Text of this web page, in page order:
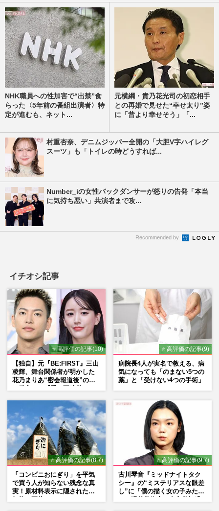
NHK職員への性加害で“出禁”食
らった〈5年前の番組出演者〉特
定が進むも、ネット...
元横綱・貴乃花光司の初恋相手
との再婚で見せた“幸せ太り”姿
に「昔より幸せそう」「...
村重杏奈、デニムジッパー全開の「大胆V字ハイレグ
スーツ」も「トイレの時どうすれば...
Number_iの女性バックダンサーが怒りの告発「本当
に気持ち悪い」共演者まで攻...
Recommended by
イチオシ記事
⭐ 高評価の記事(10)
【独自】元『BE:FIRST』三山
凌輝、舞台関係者が明かした
花乃まりあ“密会報道後”の呆
⭐ 高評価の記事(9)
病院長4人が実名で教える、病
気になっても「のまない5つの
薬」と「受けない4つの手術」
⭐ 高評価の記事(8.7)
「コンビニおにぎり」を平気
で買う人が知らない残念な真
実！原材料表示に隠された添
⭐ 高評価の記事(9.7)
古川琴音『ミッドナイトタク
シー』の“ミステリアスな眼差
し”に「僕の描く女の子みた